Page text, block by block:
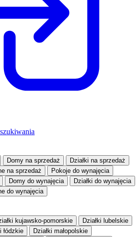
Domy na sprzedaż Działki na sprzedaż
na sprzedaż Pokoje do wynajęcia
Domy do wynajęcia Działki do wynajęcia
do wynajęcia
kujawsko-pomorskie
Działki lubelskie
łódzkie
Działki małopolskie